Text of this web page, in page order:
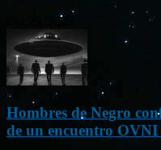
Oct 23, 2023
Hombres de Negro
de un encuentro OVNI